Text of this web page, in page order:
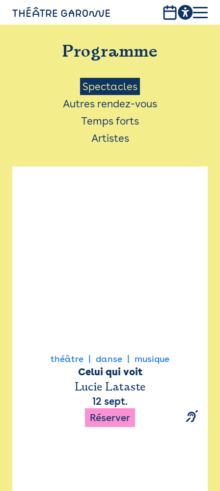
PROGRAMME
INFOS PRATIQUES
AVEC LES PUBLICS
ACCESSIBILITÉ
LES PRODUCTIONS
Programme
Menu
Saison
Spectacles
Autres rendez-vous
Temps forts
Artistes
théâtre danse musique
Celui qui voit
Lucie Lataste
12 sept.
Réserver